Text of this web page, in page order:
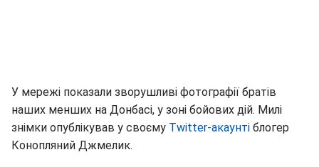
У мережі показали зворушливі фотографії братів
наших менших на Донбасі, у зоні бойових дій. Милі
знімки опублікував у своєму Twitter-акаунті блогер
Конопляний Джмелик.